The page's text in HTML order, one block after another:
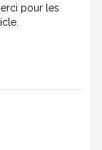
pour les